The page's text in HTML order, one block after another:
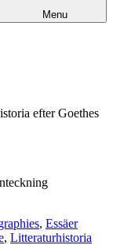
Menu
efter Goethes
, Essäer
, Litteraturhistoria